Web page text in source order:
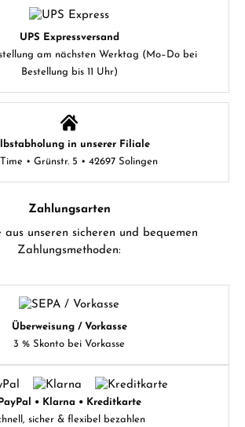
UPS Expressversand
am nächsten Werktag (Mo–Do bei
Bestellung bis 11 Uhr)
in unserer Filiale
• Grünstr. 5 • 42697 Solingen
Zahlungsarten
aus unseren sicheren und bequemen
Zahlungsmethoden:
Überweisung / Vorkasse
3 % Skonto bei Vorkasse
PayPal • Klarna • Kreditkarte
sicher & flexibel bezahlen